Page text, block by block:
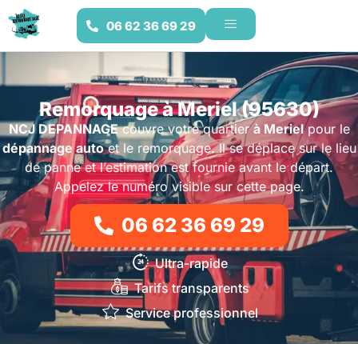
06 62 36 69 29
Remorquage à Meriel (95630)
NCJ DEPANNAGEcouvre votre quartierà Merielpour le
dépannage autoet le remorquage. Il se déplace sur le lieu
de panne et l’estimation est fournie avant le départ.
Appelez le numéro visible sur cette page.
06 62 36 69 29
Ultra-rapide
Tarifs transparents
Service professionnel